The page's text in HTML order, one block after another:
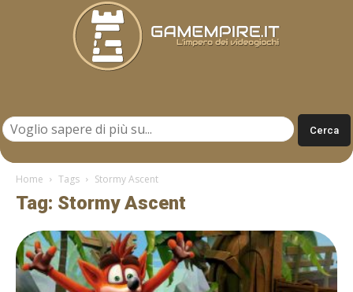
Home Tags Stormy Ascent
Tag: Stormy Ascent